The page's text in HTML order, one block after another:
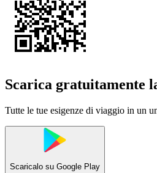
Scarica gratuitamente
Tutte le tue esigenze di viaggio in un
Scaricalo su Google Play